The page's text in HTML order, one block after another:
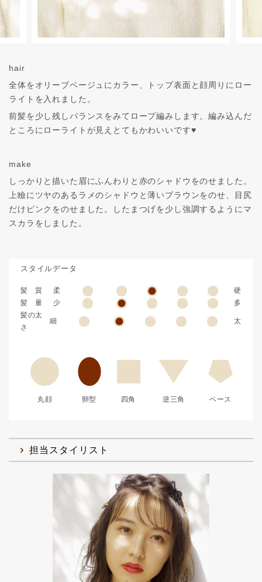
hair
全体をオリーブベージュにカラー、トップ表面と顔周りにロー
ライトを入れました。
前髪を少し残しバランスをみてロープ編みします。編み込んだ
ところにローライトが見えとてもかわいいです♥
make
しっかりと描いた眉にふんわりと赤のシャドウをのせました。
上瞼にツヤのあるラメのシャドウと薄いブラウンをのせ、目尻
だけピンクをのせました。したまつげを少し強調するようにマ
スカラをしました。
スタイルデータ
髪 質 柔
硬
髪 量
少
多
髪の太
さ
細 太
丸顔 卵型 四角 逆三角 ベース
担当スタイリスト